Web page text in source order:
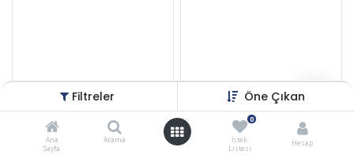
Filtreler Öne Çıkan
Ana
Sayfa
Arama
0
İstek
Listesi
Hesap
Nycote 7-11
Oturum açma
fiyatı görmek
Nycote 99
Oturum açma
fiyatı görmek